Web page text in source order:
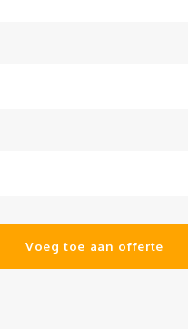
Voeg toe aan offerte